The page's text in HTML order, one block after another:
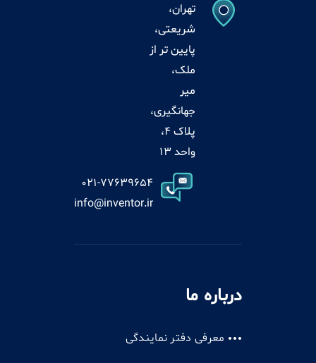
تهران،
شریعتی،
پایین تر از
ملک،
میر
جهانگیری،
پلاک 4،
واحد 13
021-77639654
info@inventor.ir
درباره ما
معرفی دفتر نمایندگی